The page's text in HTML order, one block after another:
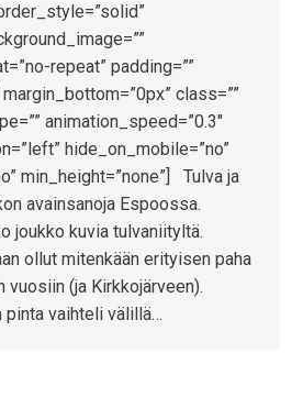
repeat” padding=””
class=””
animation_speed=”0.3″
hide_on_mobile=”no”
min_height=”none”] Tulva ja
avainsanoja Espoossa.
joukko kuvia tulvaniityltä.
ollut mitenkään erityisen paha
vuosiin (ja Kirkkojärveen).
vaihteli välillä…